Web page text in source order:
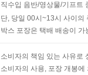
직수입 음반/영상물/기프트
단, 당일 00시~13시 사이의
박스 포장은 택배 배송이
소비자의 책임 있는 사유로
소비자의 사용, 포장 개봉